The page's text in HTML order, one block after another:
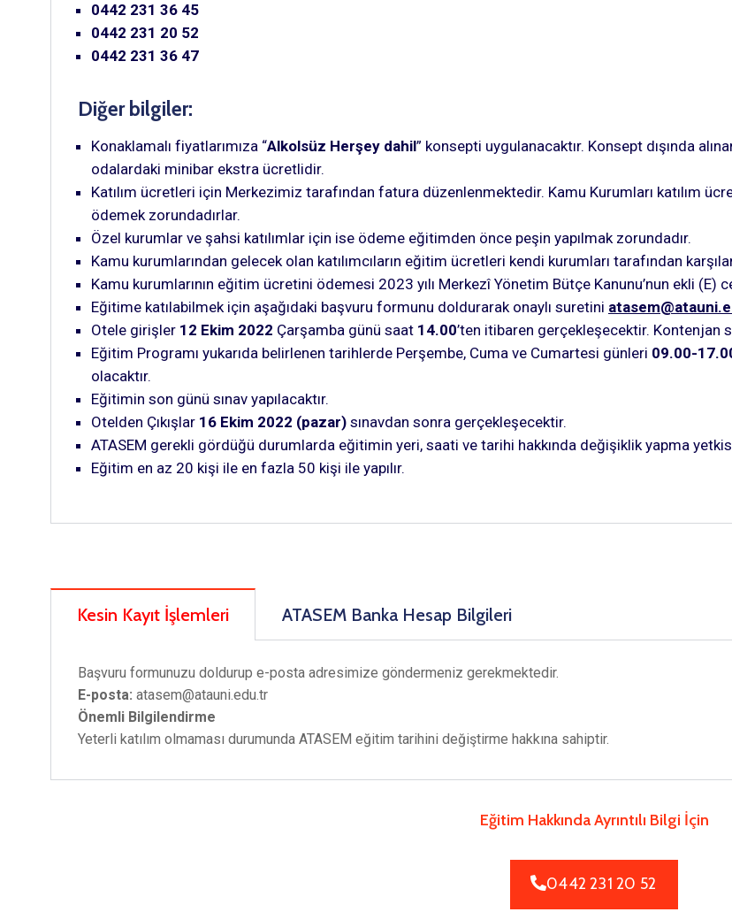
0442 231 36 45
0442 231 20 52
0442 231 36 47
Diğer bilgiler:
Konaklamalı fiyatlarımıza “Alkolsüz Herşey dahil” konsepti uygulanacaktır. Konsept dışında
odalardaki minibar ekstra ücretlidir.
Katılım ücretleri için Merkezimiz tarafından fatura düzenlenmektedir. Kamu Kurumları katılım
ödemek zorundadırlar.
Özel kurumlar ve şahsi katılımlar için ise ödeme eğitimden önce peşin yapılmak zorundadır.
Kamu kurumlarından gelecek olan katılımcıların eğitim ücretleri kendi kurumları tarafından
Kamu kurumlarının eğitim ücretini ödemesi 2023 yılı Merkezî Yönetim Bütçe Kanunu’nun ekli
Eğitime katılabilmek için aşağıdaki başvuru formunu doldurarak onaylı suretini
Otele girişler 12 Ekim 2022 Çarşamba günü saat 14.00’ten itibaren gerçekleşecektir. Kontenjan
Eğitim Programı yukarıda belirlenen tarihlerde Perşembe, Cuma ve Cumartesi günleri 09.00-
olacaktır.
Eğitimin son günü sınav yapılacaktır.
Otelden Çıkışlar 16 Ekim 2022 (pazar) sınavdan sonra gerçekleşecektir.
ATASEM gerekli gördüğü durumlarda eğitimin yeri, saati ve tarihi hakkında değişiklik yapma
Eğitim en az 20 kişi ile en fazla 50 kişi ile yapılır.
Kesin Kayıt İşlemleri ATASEM Banka Hesap Bilgileri
Başvuru formunuzu doldurup e-posta adresimize göndermeniz gerekmektedir.
E-posta: atasem@atauni.edu.tr
Önemli Bilgilendirme
Yeterli katılım olmaması durumunda ATASEM eğitim tarihini değiştirme hakkına sahiptir.
Eğitim Hakkında Ayrıntılı Bilgi İçin
0442 231 20 52